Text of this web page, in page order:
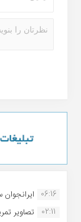
06:16
02:11
تصاویر